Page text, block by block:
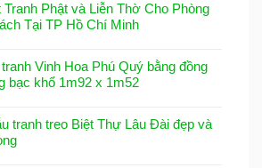
Tranh Phật và Liễn Thờ Cho Phòng
Tại TP Hồ Chí Minh
Vinh Hoa Phú Quý bằng đồng
bạc khổ 1m92 x 1m52
tranh treo Biệt Thự Lâu Đài đẹp và